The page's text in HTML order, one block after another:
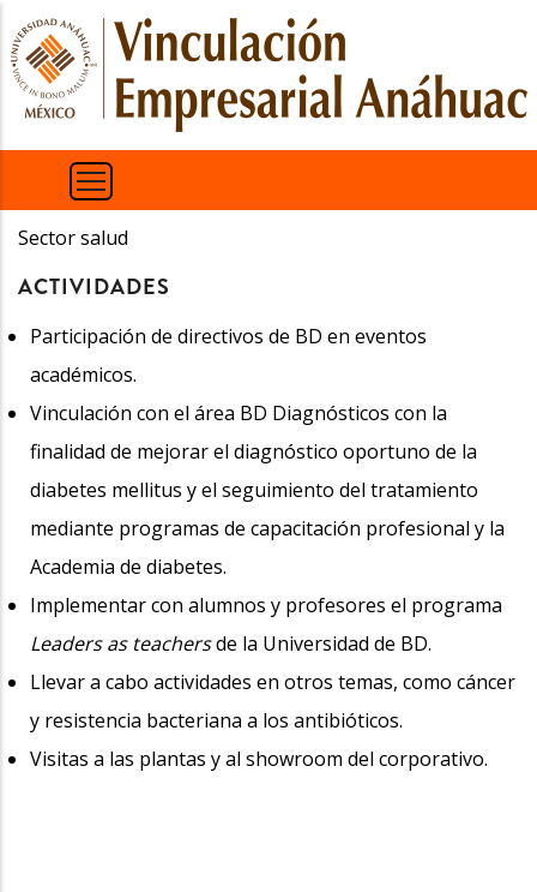
Pasar
al
contenido
principal
Sector salud
ACTIVIDADES
Participación de directivos de BD en eventos
académicos.
Vinculación con el área BD Diagnósticos con la
finalidad de mejorar el diagnóstico oportuno de la
diabetes mellitus y el seguimiento del tratamiento
mediante programas de capacitación profesional y la
Academia de diabetes.
Implementar con alumnos y profesores el programa
Leaders as teachersde la Universidad de BD.
Llevar a cabo actividades en otros temas, como cáncer
y resistencia bacteriana a los antibióticos.
Visitas a las plantas y al showroom del corporativo.